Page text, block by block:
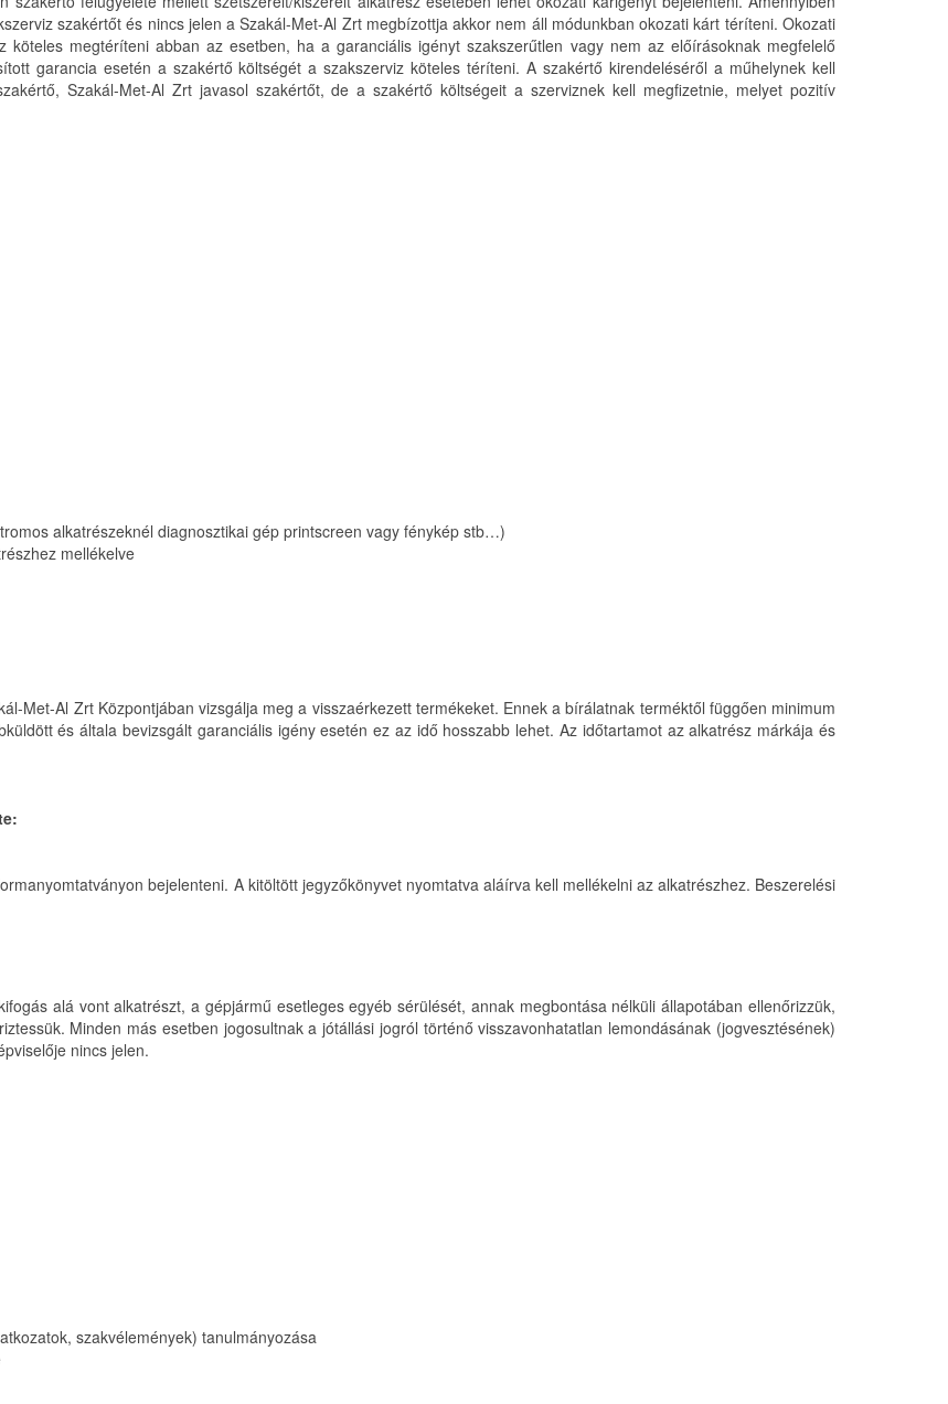
szakértőt és nincs jelen a Szakál-Met-Al Zrt megbízottja akkor nem áll módunkban okozati kárt téríteni. Okozati
köteles megtéríteni abban az esetben, ha a garanciális igényt szakszerűtlen vagy nem az előírásoknak megfelelő
garancia esetén a szakértő költségét a szakszerviz köteles téríteni. A szakértő kirendeléséről a műhelynek kell
Szakál-Met-Al Zrt javasol szakértőt, de a szakértő költségeit a szerviznek kell megfizetnie, melyet pozitív
alkatrészeknél diagnosztikai gép printscreen vagy fénykép stb…)
mellékelve
Met-Al Zrt Központjában vizsgálja meg a visszaérkezett termékeket. Ennek a bírálatnak terméktől függően minimum
és általa bevizsgált garanciális igény esetén ez az idő hosszabb lehet. Az időtartamot az alkatrész márkája és
bejelenteni. A kitöltött jegyzőkönyvet nyomtatva aláírva kell mellékelni az alkatrészhez. Beszerelési
alá vont alkatrészt, a gépjármű esetleges egyéb sérülését, annak megbontása nélküli állapotában ellenőrizzük,
Minden más esetben jogosultnak a jótállási jogról történő visszavonhatatlan lemondásának (jogvesztésének)
nincs jelen.
szakvélemények) tanulmányozása